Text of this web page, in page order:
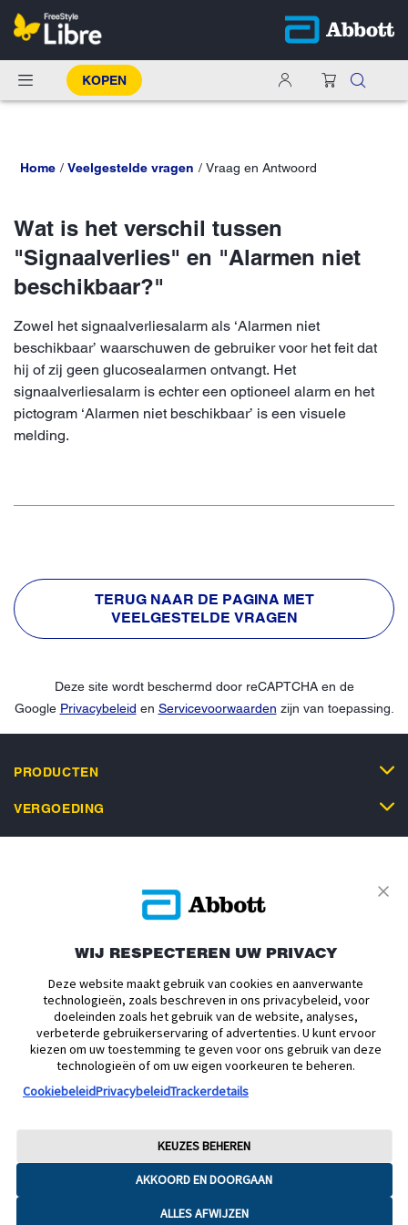
KOPEN
Home Veelgestelde vragen Vraag en Antwoord
Wat is het verschil tussen
"Signaalverlies" en "Alarmen niet
beschikbaar?"
Zowel het signaalverliesalarm als ‘Alarmen niet
beschikbaar’ waarschuwen de gebruiker voor het feit dat
hij of zij geen glucosealarmen ontvangt. Het
signaalverliesalarm is echter een optioneel alarm en het
pictogram ‘Alarmen niet beschikbaar’ is een visuele
melding.
TERUG NAAR DE PAGINA MET
VEELGESTELDE VRAGEN
Deze site wordt beschermd door reCAPTCHA en de
Google Privacybeleid en Servicevoorwaarden zijn van toepassing.
PRODUCTEN
VERGOEDING
Privacybeleid Actievoorwaarden
Algemene Voorwaarden
Leveringsvoorwaarden
Cookiebeleid
Facebookbeleid
Toegankelijkheidsverklaring
Disclaimers
Verklaring inzake Dataverordening
Cookie Voorkeursinstellingen
© 2026 Abbott. Alle rechten voorbehouden. Libre, het vlinder logo, de vorm
handelsmerken van Google LLC. iPhone en App Store zijn handelsmerken
van Apple Inc. Andere handelsmerken zijn eigendom van hun
respectievelijke eigenaren. Afbeeldingen zijn enkel ter illustratie. Het betreft
WIJ RESPECTEREN UW PRIVACY
Deze website maakt gebruik van cookies en aanverwante
technologieën, zoals beschreven in ons privacybeleid, voor
doeleinden zoals het gebruik van de website, analyses,
verbeterde gebruikerservaring of advertenties. U kunt ervoor
kiezen om uw toestemming te geven voor ons gebruik van deze
technologieën of om uw eigen voorkeuren te beheren.
CookiebeleidPrivacybeleidTrackerdetails
AKKOORD EN DOORGAAN
ALLES AFWIJZEN
KEUZES BEHEREN